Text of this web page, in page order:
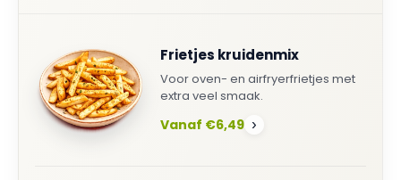
Frietjes kruidenmix
Voor oven- en airfryerfrietjes met
extra veel smaak.
Vanaf €6,49 ›